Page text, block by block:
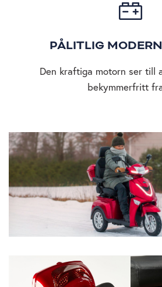
PÅLITLIG
Den kraftiga motorn ser till
bekymmerfritt